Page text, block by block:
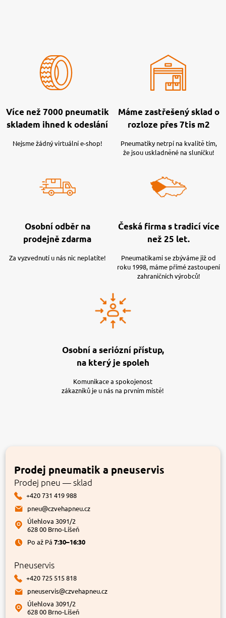
Více než 7000 pneumatik
skladem ihned k odeslání
Nejsme žádný virtuální e-shop!
Máme zastřešený sklad o
rozloze přes 7tis m2
Pneumatiky netrpí na kvalitě tím,
že jsou uskladněné na sluníčku!
Osobní odběr na
prodejně zdarma
Za vyzvednutí u nás nic neplatíte!
Česká firma s tradicí více
než 25 let.
Pneumatikami se zbýváme již od
roku 1998, máme přímé zastoupení
zahraničních výrobců!
Osobní a seriózní přístup,
na který je spoleh
Komunikace a spokojenost
zákazníků je u nás na prvním místě!
Prodej pneumatik a pneuservis
Prodej pneu — sklad
+420 731 419 988
pneu@czvehapneu.cz
Úlehlova 3091/2
628 00 Brno-Líšeň
Po až Pá7:30–16:30
Pneuservis
+420 725 515 818
pneuservis@czvehapneu.cz
Úlehlova 3091/2
628 00 Brno-Líšeň